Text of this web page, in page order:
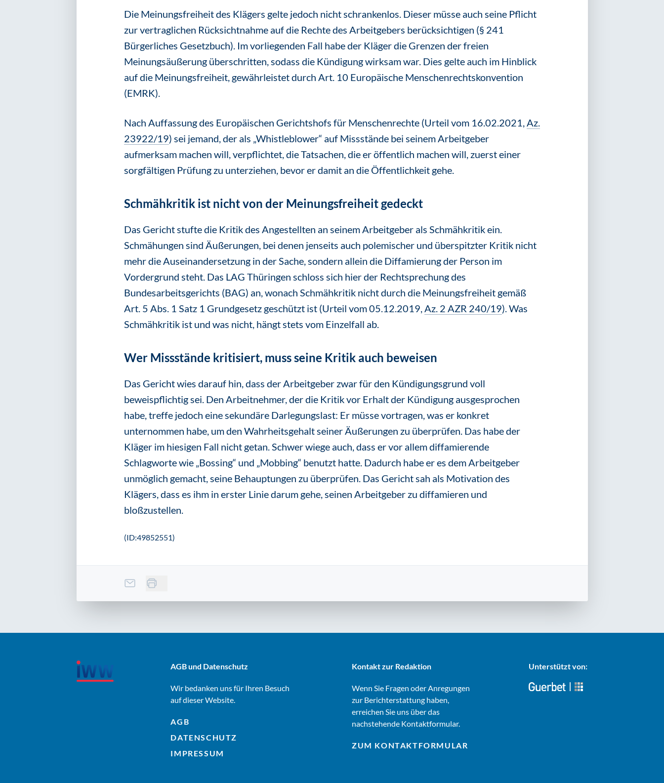
Die Meinungsfreiheit des Klägers gelte jedoch nicht schrankenlos. Dieser müsse auch seine Pflicht
zur vertraglichen Rücksichtnahme auf die Rechte des Arbeitgebers berücksichtigen (§ 241
Bürgerliches Gesetzbuch). Im vorliegenden Fall habe der Kläger die Grenzen der freien
Meinungsäußerung überschritten, sodass die Kündigung wirksam war. Dies gelte auch im Hinblick
auf die Meinungsfreiheit, gewährleistet durch Art. 10 Europäische Menschenrechtskonvention
(EMRK).
Nach Auffassung des Europäischen Gerichtshofs für Menschenrechte (Urteil vom 16.02.2021,Az.
23922/19) sei jemand, der als „Whistleblower“ auf Missstände bei seinem Arbeitgeber
aufmerksam machen will, verpflichtet, die Tatsachen, die er öffentlich machen will, zuerst einer
sorgfältigen Prüfung zu unterziehen, bevor er damit an die Öffentlichkeit gehe.
Schmähkritik ist nicht von der Meinungsfreiheit gedeckt
Das Gericht stufte die Kritik des Angestellten an seinem Arbeitgeber als Schmähkritik ein.
Schmähungen sind Äußerungen, bei denen jenseits auch polemischer und überspitzter Kritik nicht
mehr die Auseinandersetzung in der Sache, sondern allein die Diffamierung der Person im
Vordergrund steht. Das LAG Thüringen schloss sich hier der Rechtsprechung des
Bundesarbeitsgerichts (BAG) an, wonach Schmähkritik nicht durch die Meinungsfreiheit gemäß
Art. 5 Abs. 1 Satz 1 Grundgesetz geschützt ist (Urteil vom 05.12.2019,Az. 2 AZR 240/19). Was
Schmähkritik ist und was nicht, hängt stets vom Einzelfall ab.
Wer Missstände kritisiert, muss seine Kritik auch beweisen
Das Gericht wies darauf hin, dass der Arbeitgeber zwar für den Kündigungsgrund voll
beweispflichtig sei. Den Arbeitnehmer, der die Kritik vor Erhalt der Kündigung ausgesprochen
habe, treffe jedoch eine sekundäre Darlegungslast: Er müsse vortragen, was er konkret
unternommen habe, um den Wahrheitsgehalt seiner Äußerungen zu überprüfen. Das habe der
Kläger im hiesigen Fall nicht getan. Schwer wiege auch, dass er vor allem diffamierende
Schlagworte wie „Bossing“ und „Mobbing“ benutzt hatte. Dadurch habe er es dem Arbeitgeber
unmöglich gemacht, seine Behauptungen zu überprüfen. Das Gericht sah als Motivation des
Klägers, dass es ihm in erster Linie darum gehe, seinen Arbeitgeber zu diffamieren und
bloßzustellen.
(ID:49852551)
AGB und Datenschutz
Wir bedanken uns für Ihren Besuch
auf dieser Website.
AGB
DATENSCHUTZ
IMPRESSUM
Kontakt zur Redaktion
Wenn Sie Fragen oder Anregungen
zur Berichterstattung haben,
erreichen Sie uns über das
nachstehende Kontaktformular.
ZUM KONTAKTFORMULAR
Unterstützt von: